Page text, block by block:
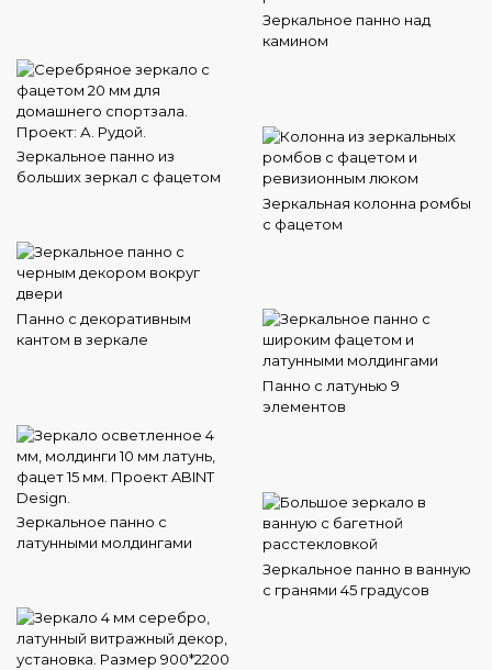
Зеркальное панно над
камином
Зеркальное панно из
больших зеркал с фацетом
Зеркальная колонна ромбы
с фацетом
Панно с декоративным
кантом в зеркале
Панно с латунью 9
элементов
Зеркальное панно с
латунными молдингами
Зеркальное панно в ванную
с гранями 45 градусов